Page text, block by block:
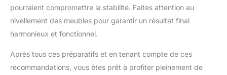
pourraient compromettre la stabilité. Faites attention au
nivellement des meubles pour garantir un résultat final
harmonieux et fonctionnel.
Après tous ces préparatifs et en tenant compte de ces
recommandations, vous êtes prêt à profiter pleinement de